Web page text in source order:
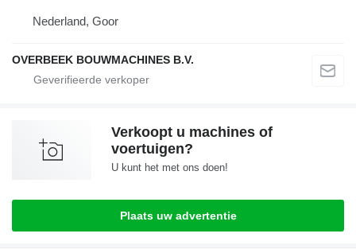
Nederland, Goor
OVERBEEK BOUWMACHINES B.V.
Verkoopt u machines of
voertuigen?
U kunt het met ons doen!
Plaats uw advertentie